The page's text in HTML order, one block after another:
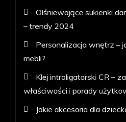
Olśniewające sukienki
– trendy 2024
Personalizacja wnętrz –
mebli?
Klej introligatorski CR –
właściwości i porady
Jakie akcesoria dla